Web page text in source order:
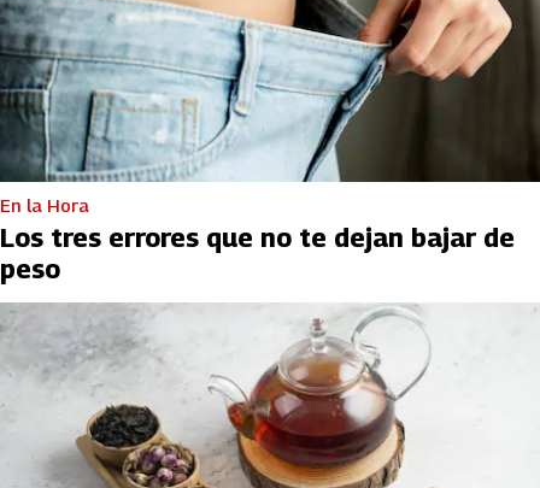
En la Hora
Los tres errores que no te dejan bajar de
peso